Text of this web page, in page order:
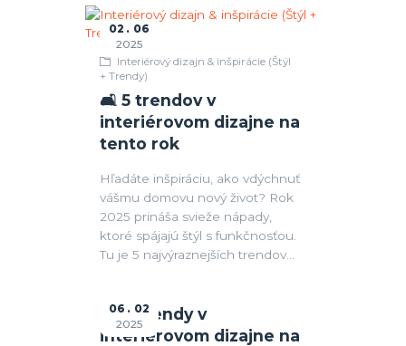
🛋 5 trendov v
interiérovom dizajne na
tento rok
02
06
2025
Interiérový dizajn & inšpirácie (Štýl
+ Trendy)
Hľadáte inšpiráciu, ako vdýchnuť
vášmu domovu nový život? Rok
2025 prináša svieže nápady,
ktoré spájajú štýl s funkčnosťou.
Tu je 5 najvýraznejších trendov...
🏡✨ Trendy v
interiérovom dizajne na
06
02
2025